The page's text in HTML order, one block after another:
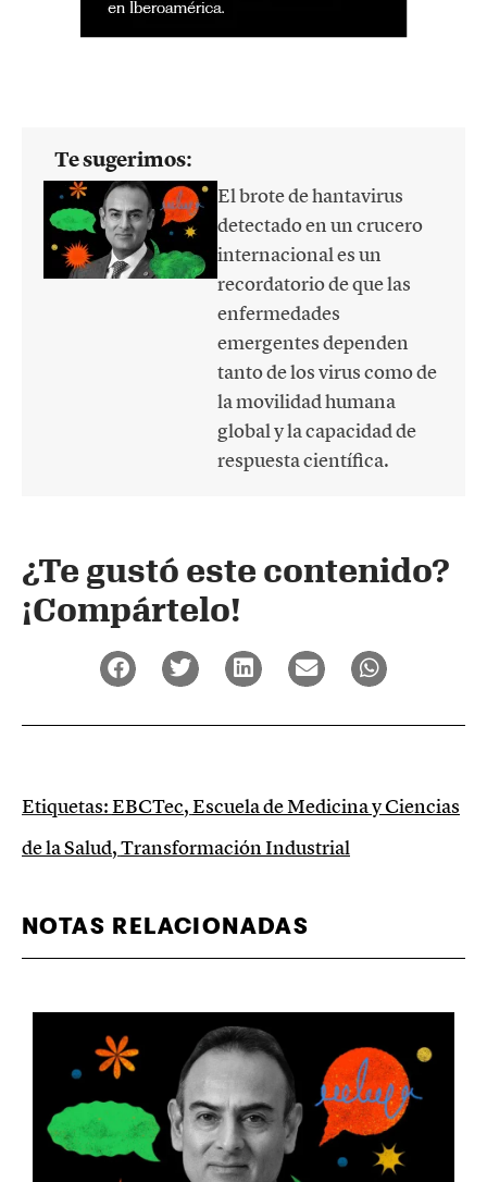
Te sugerimos:
El brote de hantavirus
detectado en un crucero
internacional es un
recordatorio de que las
enfermedades
emergentes dependen
tanto de los virus como de
la movilidad humana
global y la capacidad de
respuesta científica.
¿Te gustó este contenido?
¡Compártelo!
Etiquetas:EBCTec,Escuela de Medicina y Ciencias
de la Salud,Transformación Industrial
NOTAS RELACIONADAS